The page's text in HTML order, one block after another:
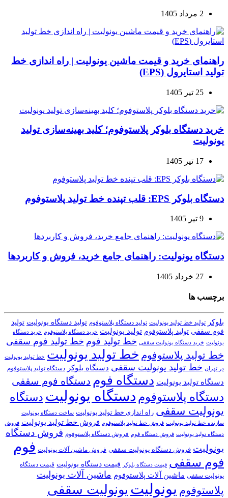
2 مرداد 1405
راهنمای خرید و قیمت ماشین یونولیت | راه اندازی خط
تولید استایرول (EPS)
25 تیر 1405
خرید دستگاه بلوکر پلاستوفوم؛ کلید بهینه‌سازی تولید
یونولیت
17 تیر 1405
دستگاه بلوکر EPS: قلب تپنده خط تولید پلاستوفوم
9 تیر 1405
دستگاه یونولیت: راهنمای جامع خرید، فروش و کاربردها
27 خرداد 1405
برچسب ها
بلوکر تولید خط تولید یونولیت تولید دستگاه پلاستوفوم تولید دستگاه یونولیت تولید
فوم سقفی تولید پلاستوفوم تولید یونولیت خرید دستگاه پلاستوفوم خرید دستگاه
یونولیت خرید دستگاه یونولیت سقفی خط تولید فوم خط تولید فوم سقفی
خط تولید پلاستوفوم خط تولید یونولیت خط تولید یونولیت
در تهران خط تولید یونولیت سقفی دستگاه بلوکر دستگاه تولید پلاستوفوم
دستگاه تولید یونولیت دستگاه فوم دستگاه فوم سقفی
دستگاه پلاستوفوم دستگاه یونولیت دستگاه
یونولیت سقفی راه اندازی خط تولید یونولیت ساخت دستگاه یونولیت
سازنده خط تولید یونولیت فروش خط تولید پلاستوفوم فروش خط تولید یونولیت فروش
دستگاه تولید یونولیت فروش دستگاه فوم فروش دستگاه پلاستوفوم فروش دستگاه
یونولیت فروش دستگاه یونولیت سقفی فروش ماشین آلات یونولیت فوم
فوم سقفی قیمت دستگاه بلوکر قیمت دستگاه یونولیت قیمت دستگاه
یونولیت سقفی ماشین آلات پلاستوفوم ماشین آلات یونولیت
پلاستوفوم یونولیت یونولیت سقفی